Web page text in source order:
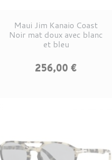
Maui Jim Kanaio Coast
Noir mat doux avec blanc
et bleu
Prix
256,00 €